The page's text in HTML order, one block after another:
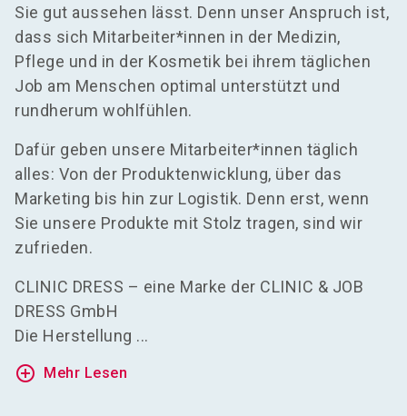
Sie gut aussehen lässt. Denn unser Anspruch ist,
dass sich Mitarbeiter*innen in der Medizin,
Pflege und in der Kosmetik bei ihrem täglichen
Job am Menschen optimal unterstützt und
rundherum wohlfühlen.
Dafür geben unsere Mitarbeiter*innen täglich
alles: Von der Produktenwicklung, über das
Marketing bis hin zur Logistik. Denn erst, wenn
Sie unsere Produkte mit Stolz tragen, sind wir
zufrieden.
CLINIC DRESS – eine Marke der CLINIC & JOB
DRESS GmbH
Die Herstellung ...
add_circle_outline Mehr Lesen